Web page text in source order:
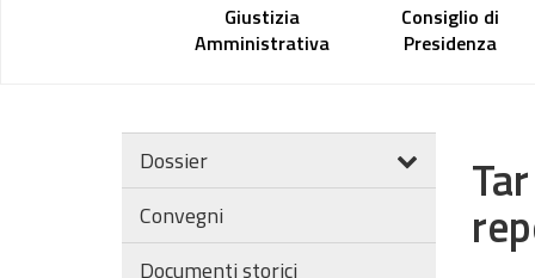
Giustizia
Amministrativa
Consiglio di
Presidenza
Dossier
Convegni
Documenti storici